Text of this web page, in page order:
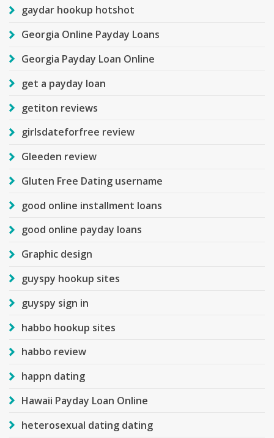
gaydar hookup hotshot
Georgia Online Payday Loans
Georgia Payday Loan Online
get a payday loan
getiton reviews
girlsdateforfree review
Gleeden review
Gluten Free Dating username
good online installment loans
good online payday loans
Graphic design
guyspy hookup sites
guyspy sign in
habbo hookup sites
habbo review
happn dating
Hawaii Payday Loan Online
heterosexual dating dating